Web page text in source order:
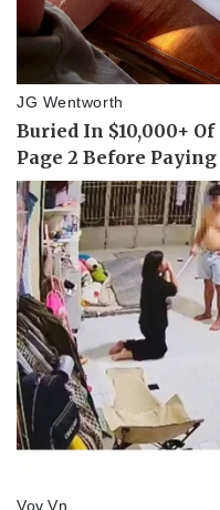
Sức khỏe
Dinh dưỡng - món ngon
Cây thuốc
Sản phụ khoa
Nhi khoa
Nam khoa
Làm đẹp - giảm cân
Phòng mạch online